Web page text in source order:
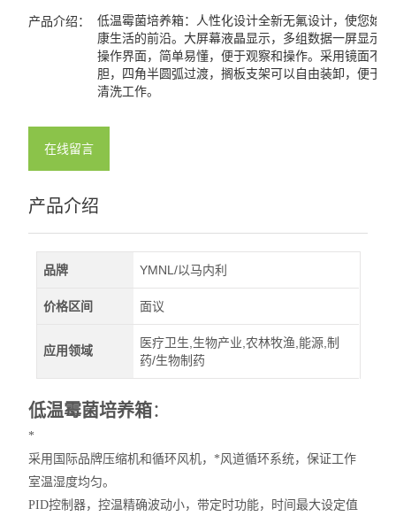
LED红蓝光植物生长箱
查看全部 >>
产品介绍：
低温霉菌培养箱：人性化设计全新无氟设计，使您始
康生活的前沿。大屏幕液晶显示，多组数据一屏显示
操作界面，简单易懂，便于观察和操作。采用镜面不
胆，四角半圆弧过渡，搁板支架可以自由装卸，便于
清洗工作。
在线留言
产品介绍
品牌 YMNL/以马内利
价格区间 面议
应用领域
医疗卫生,生物产业,农林牧渔,能源,制
药/生物制药
低温霉菌培养箱：
*
采用国际品牌压缩机和循环风机，*风道循环系统，保证工作
室温湿度均匀。
PID控制器，控温精确波动小，带定时功能，时间最大设定值